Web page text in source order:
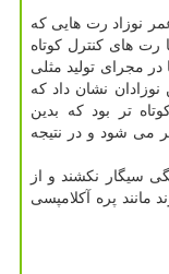
نوزاد رت هایی كه
رت های كنترل كوتاه
در مجرای تولید مثلی
نوزادان نشان داد كه
تر بود كه بدین
می شود و در نتیجه
سیگار نكشند و از
پره آكلامپسی